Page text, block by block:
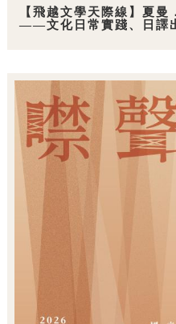
【飛越文學天際線】夏曼
——文化日常實踐、日譯